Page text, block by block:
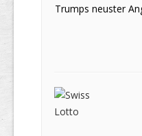
Trumps neuster